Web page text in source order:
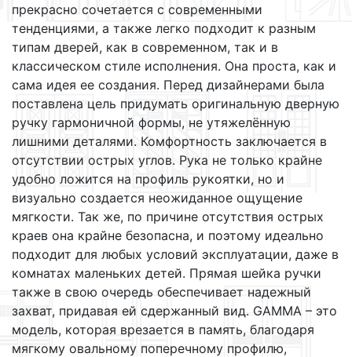
прекрасно сочетается с современными
тенденциями, а также легко подходит к разным
типам дверей, как в современном, так и в
классическом стиле исполнения. Она проста, как и
сама идея ее создания. Перед дизайнерами была
поставлена цель придумать оригинальную дверную
ручку гармоничной формы, не утяжелённую
лишними деталями. Комфортность заключается в
отсутствии острых углов. Рука не только крайне
удобно ложится на профиль рукоятки, но и
визуально создается неожиданное ощущение
мягкости. Так же, по причине отсутствия острых
краев она крайне безопасна, и поэтому идеально
подходит для любых условий эксплуатации, даже в
комнатах маленьких детей. Прямая шейка ручки
также в свою очередь обеспечивает надежный
захват, придавая ей сдержанный вид. GAMMA – это
модель, которая врезается в память, благодаря
мягкому овальному поперечному профилю,